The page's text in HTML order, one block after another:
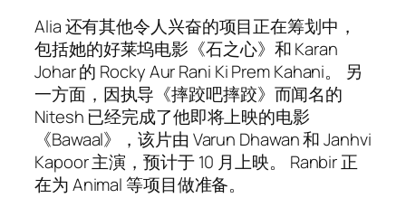
Alia 还有其他令人兴奋的项目正在筹划中，
包括她的好莱坞电影《石之心》和 Karan
Johar 的 Rocky Aur Rani Ki Prem Kahani。 另
一方面，因执导《摔跤吧摔跤》而闻名的
Nitesh 已经完成了他即将上映的电影
《Bawaal》，该片由 Varun Dhawan 和 Janhvi
Kapoor 主演，预计于 10 月上映。 Ranbir 正
在为 Animal 等项目做准备。